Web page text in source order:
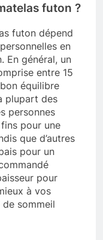
futon ?
futon dépend
en
En général, un
entre 15
équilibre
plupart des
personnes
pour une
que d’autres
pour un
pour
à vos
sommeil